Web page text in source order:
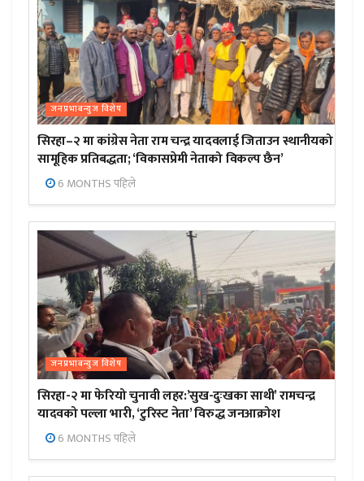
जनप्रभाबन्युज विशेष
सिरहा–२ मा कांग्रेस नेता राम चन्द्र यादवलाई जिताउन स्थानीयको
सामूहिक प्रतिबद्धता; ‘विकासप्रेमी नेताको विकल्प छैन’
6 MONTHS पहिले
जनप्रभाबन्युज विशेष
सिरहा-२ मा फेरियो चुनावी लहर:’सुख-दुःखका साथी’ रामचन्द्र
यादवको पल्ला भारी, ‘टुरिस्ट नेता’ विरुद्ध जनआक्रोश
6 MONTHS पहिले